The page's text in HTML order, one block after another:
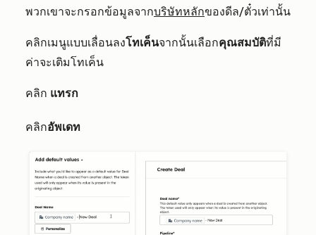
พวกเขาจะกรอกข้อมูลจากบริษัทหลักของดีล/ตั๋วเท่านั้น
คลิกเมนูแบบเลื่อนลงโทเค็นจากนั้นเลือกคุณสมบัติที่มี
ค่าจะเติมโทเค็น
คลิก แทรก
คลิกอัพเดท